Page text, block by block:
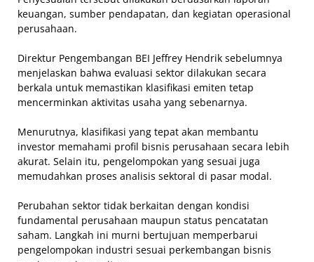
keuangan, sumber pendapatan, dan kegiatan operasional
perusahaan.
Direktur Pengembangan BEI Jeffrey Hendrik sebelumnya
menjelaskan bahwa evaluasi sektor dilakukan secara
berkala untuk memastikan klasifikasi emiten tetap
mencerminkan aktivitas usaha yang sebenarnya.
Menurutnya, klasifikasi yang tepat akan membantu
investor memahami profil bisnis perusahaan secara lebih
akurat. Selain itu, pengelompokan yang sesuai juga
memudahkan proses analisis sektoral di pasar modal.
Perubahan sektor tidak berkaitan dengan kondisi
fundamental perusahaan maupun status pencatatan
saham. Langkah ini murni bertujuan memperbarui
pengelompokan industri sesuai perkembangan bisnis